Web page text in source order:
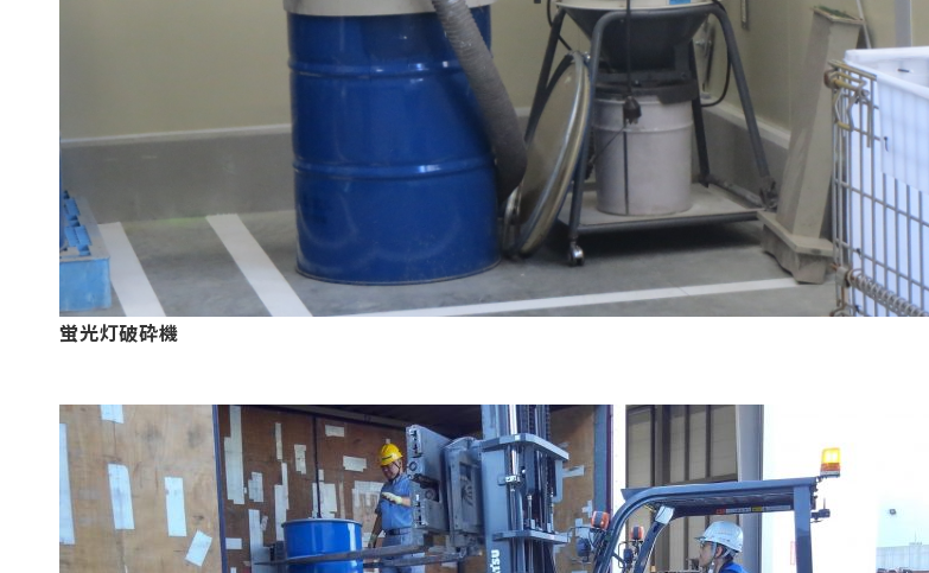
蛍光灯破砕機